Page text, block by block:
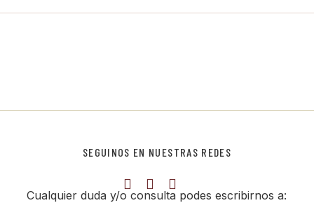
SEGUINOS EN NUESTRAS REDES
Cualquier duda y/o consulta podes escribirnos a: